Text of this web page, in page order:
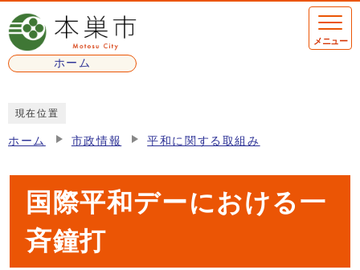
ページの先頭です
ホーム
メニュー
現在位置
ホーム 市政情報 平和に関する取組み
国際平和デーにおける一
斉鐘打